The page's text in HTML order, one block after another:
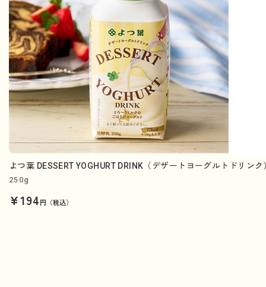
よつ葉 DESSERT YOGHURT DRINK（デザートヨーグルトドリン
250g
¥194円（税込）